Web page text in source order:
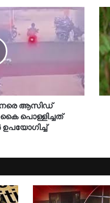
ആസിഡ്
പൊള്ളിച്ചത്
ഉപയോഗിച്ച്